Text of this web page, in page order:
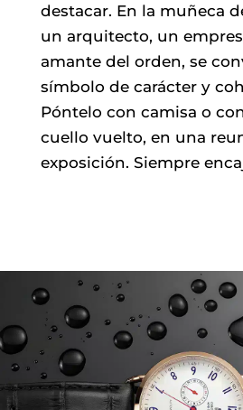
destacar. En la muñeca
un arquitecto, un
amante del orden, se
símbolo de carácter y
Póntelo con camisa o
cuello vuelto, en una
exposición. Siempre